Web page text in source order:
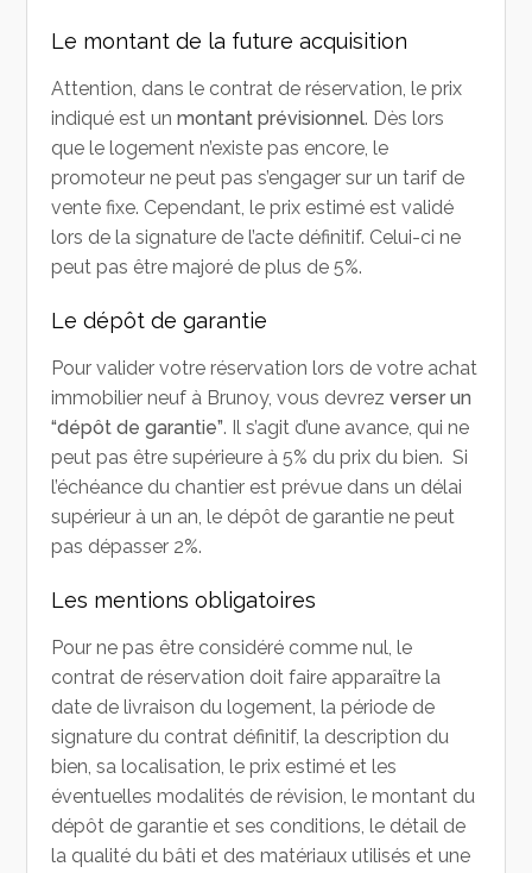
Le montant de la future acquisition
Attention, dans le contrat de réservation, le prix
indiqué est unmontant prévisionnel. Dès lors
que le logement n’existe pas encore, le
promoteur ne peut pas s’engager sur un tarif de
vente fixe. Cependant, le prix estimé est validé
lors de la signature de l’acte définitif. Celui-ci ne
peut pas être majoré de plus de 5%.
Le dépôt de garantie
Pour valider votre réservation lors de votre achat
immobilier neuf à Brunoy, vous devrezverser un
“dépôt de garantie”. Il s’agit d’une avance, qui ne
peut pas être supérieure à 5% du prix du bien. Si
l’échéance du chantier est prévue dans un délai
supérieur à un an, le dépôt de garantie ne peut
pas dépasser 2%.
Les mentions obligatoires
Pour ne pas être considéré comme nul, le
contrat de réservation doit faire apparaître la
date de livraison du logement, la période de
signature du contrat définitif, la description du
bien, sa localisation, le prix estimé et les
éventuelles modalités de révision, le montant du
dépôt de garantie et ses conditions, le détail de
la qualité du bâti et des matériaux utilisés et une